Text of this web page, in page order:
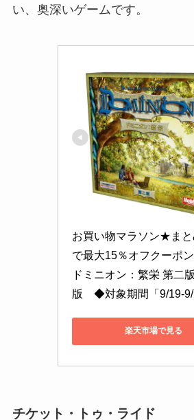
い、奥深いゲームです。
お買い物マラソン★まと
で最大15％オフクーポン
ドミニオン：繁栄 第二
版　◆対象期間「9/19-
楽天市場で見る
チケット・トゥ・ライド